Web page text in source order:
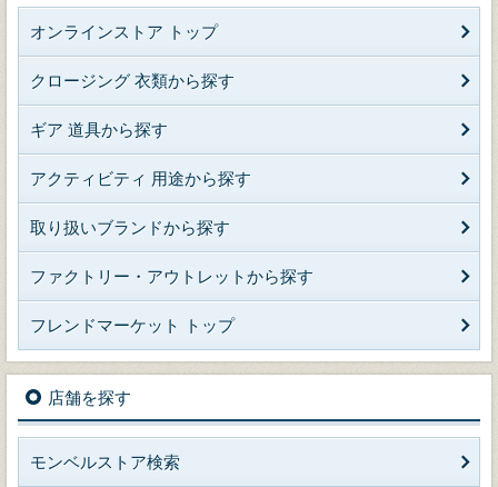
オンラインストア トップ
クロージング 衣類から探す
ギア 道具から探す
アクティビティ 用途から探す
取り扱いブランドから探す
ファクトリー・アウトレットから探す
フレンドマーケット トップ
店舗を探す
モンベルストア検索